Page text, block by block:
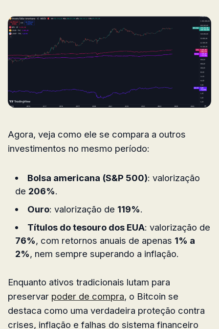
Agora, veja como ele se compara a outros
investimentos no mesmo período:
Bolsa americana (S&P 500): valorização
de 206%.
Ouro: valorização de 119%.
Títulos do tesouro dos EUA: valorização de
76%, com retornos anuais de apenas 1% a
2%, nem sempre superando a inflação.
Enquanto ativos tradicionais lutam para
preservar poder de compra, o Bitcoin se
destaca como uma verdadeira proteção contra
crises, inflação e falhas do sistema financeiro